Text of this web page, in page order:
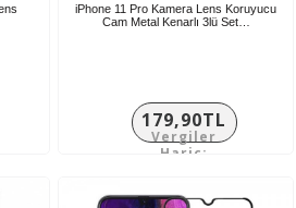
iPhone 11 Pro Kamera Lens Koruyucu
Cam Metal Kenarlı 3lü Set…
179,90TL
Vergiler
Hariç: